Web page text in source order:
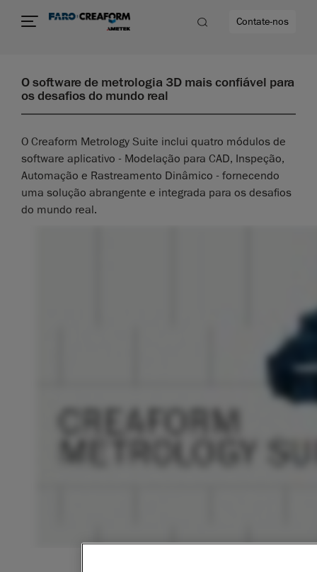
Contate-nos
O software de metrologia 3D mais confiável para
os desafios do mundo real
O Creaform Metrology Suite inclui quatro módulos de
software aplicativo - Modelação para CAD, Inspeção,
Automação e Rastreamento Dinâmico - fornecendo
uma solução abrangente e integrada para os desafios
do mundo real.